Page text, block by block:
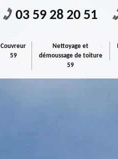
03 59 28 20 51
Couvreur
59
Nettoyage et
démoussage de toiture
59